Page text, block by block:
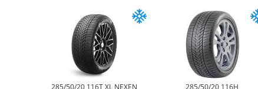
285/50/20 116T XL NEXEN
285/50/20 116H